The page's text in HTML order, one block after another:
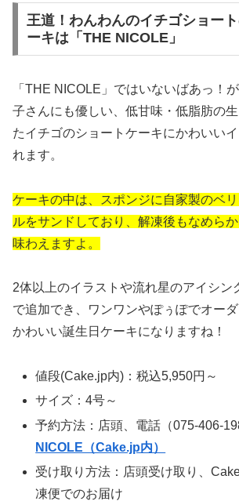
王道！わんわんのイチゴショー
ーキは「THE NICOLE」
「THE NICOLE」ではいないばあっ！
子さんにも優しい、低甘味・低脂肪の
たイチゴのショートケーキにかわいい
れます。
ケーキの中は、スポンジに自家製のベ
ルをサンドしており、解凍後もなめら
味わえますよ。
2体以上のイラストや流れ星のアイシン
で追加でき、ワンワンやぽぅぽでオー
かわいい誕生日ケーキになりますね！
値段(Cake.jp内)：税込5,950円～
サイズ：4号～
予約方法：店頭、電話（075-406-
NICOLE（Cake.jp内）
受け取り方法：店頭受け取り、
凍便でのお届け